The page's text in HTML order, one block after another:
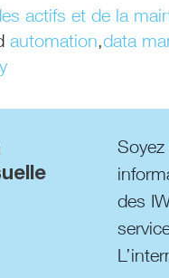
actifs et de la
automation,data
des